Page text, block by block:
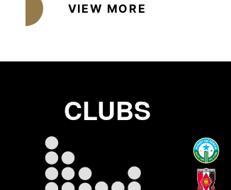
VIEW MORE
CLUBS